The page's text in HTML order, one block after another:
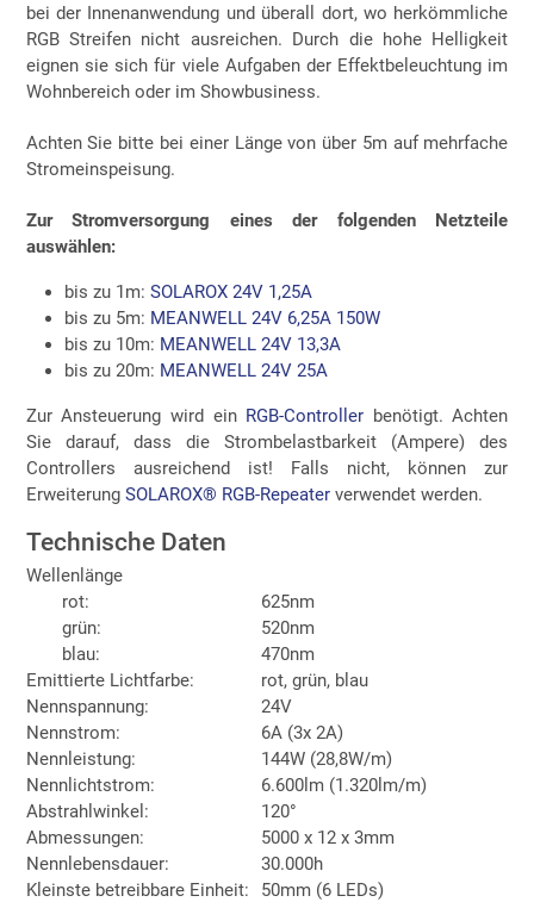
bei der Innenanwendung und überall dort, wo herkömmliche
RGB Streifen nicht ausreichen. Durch die hohe Helligkeit
eignen sie sich für viele Aufgaben der Effektbeleuchtung im
Wohnbereich oder im Showbusiness.
Achten Sie bitte bei einer Länge von über 5m auf mehrfache
Stromeinspeisung.
Zur Stromversorgung eines der folgenden Netzteile
auswählen:
bis zu 1m: SOLAROX 24V 1,25A
bis zu 5m: MEANWELL 24V 6,25A 150W
bis zu 10m: MEANWELL 24V 13,3A
bis zu 20m: MEANWELL 24V 25A
Zur Ansteuerung wird ein RGB-Controller benötigt. Achten
Sie darauf, dass die Strombelastbarkeit (Ampere) des
Controllers ausreichend ist! Falls nicht, können zur
Erweiterung SOLAROX® RGB-Repeaterverwendet werden.
Technische Daten
Wellenlänge
rot:
625nm
grün:
520nm
blau:
470nm
Emittierte Lichtfarbe:
rot, grün, blau
Nennspannung:
24V
Nennstrom:
6A (3x 2A)
Nennleistung:
144W (28,8W/m)
Nennlichtstrom:
6.600lm (1.320lm/m)
Abstrahlwinkel:
120°
Abmessungen:
5000 x 12 x 3mm
Nennlebensdauer:
30.000h
Kleinste betreibbare Einheit:
50mm (6 LEDs)